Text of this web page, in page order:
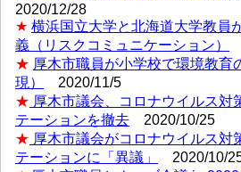
2020/12/28
★ 横浜国立大学と北海道大学教員
義（リスクコミュニケーション）
★ 厚木市職員が小学校で環境教育
現）
2020/11/5
★ 厚木市議会、コロナウイルス対
テーションを撤去
2020/10/25
★ 厚木市議会がコロナウイルス対
テーションに「異議」
2020/10/